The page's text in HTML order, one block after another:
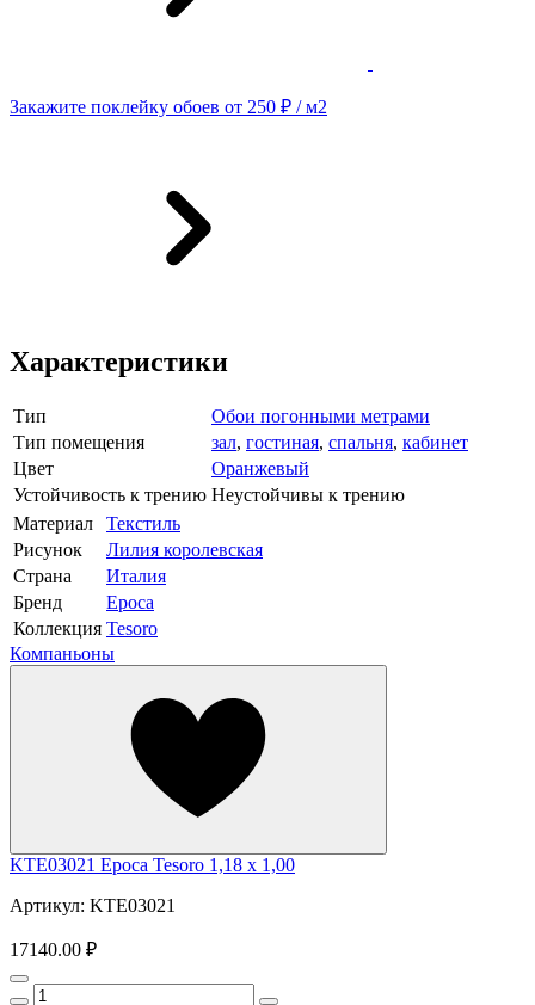
Закажите поклейку обоев от 250 ₽ / м2
Характеристики
Тип
Обои погонными метрами
Тип помещения
зал, гостиная, спальня, кабинет
Цвет
Оранжевый
Устойчивость к трению Неустойчивы к трению
Материал
Текстиль
Рисунок
Лилия королевская
Страна
Италия
Бренд
Epoca
Коллекция Tesoro
Компаньоны
KTE03021 Epoca Tesoro 1,18 x 1,00
Артикул: KTE03021
17140.00 ₽